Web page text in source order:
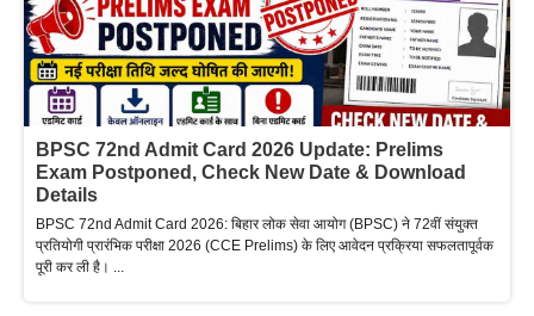
BPSC 72nd Admit Card 2026 Update: Prelims
Exam Postponed, Check New Date & Download
Details
BPSC 72nd Admit Card 2026: बिहार लोक सेवा आयोग (BPSC) ने 72वीं संयुक्त
प्रतियोगी प्रारंभिक परीक्षा 2026 (CCE Prelims) के लिए आवेदन प्रक्रिया सफलतापूर्वक
पूरी कर ली है। ...